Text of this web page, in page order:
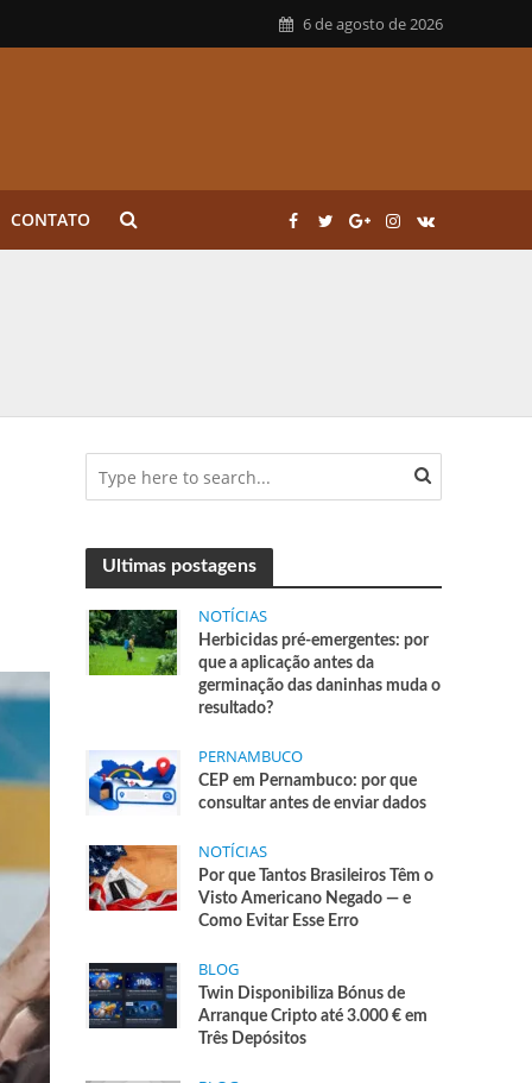
6 de agosto de 2026
CONTATO
Ultimas postagens
NOTÍCIAS
Herbicidas pré-emergentes: por
que a aplicação antes da
germinação das daninhas muda o
resultado?
PERNAMBUCO
CEP em Pernambuco: por que
consultar antes de enviar dados
NOTÍCIAS
Por que Tantos Brasileiros Têm o
Visto Americano Negado — e
Como Evitar Esse Erro
BLOG
Twin Disponibiliza Bónus de
Arranque Cripto até 3.000 € em
Três Depósitos